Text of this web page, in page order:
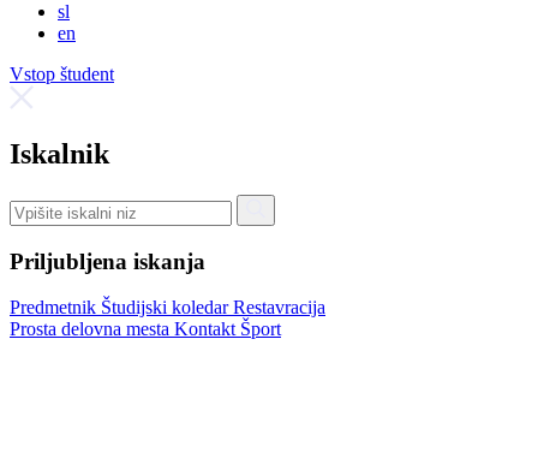
sl
en
Vstop študent
Iskalnik
Priljubljena iskanja
Predmetnik Študijski koledarRestavracija
Prosta delovna mesta Kontakt Šport